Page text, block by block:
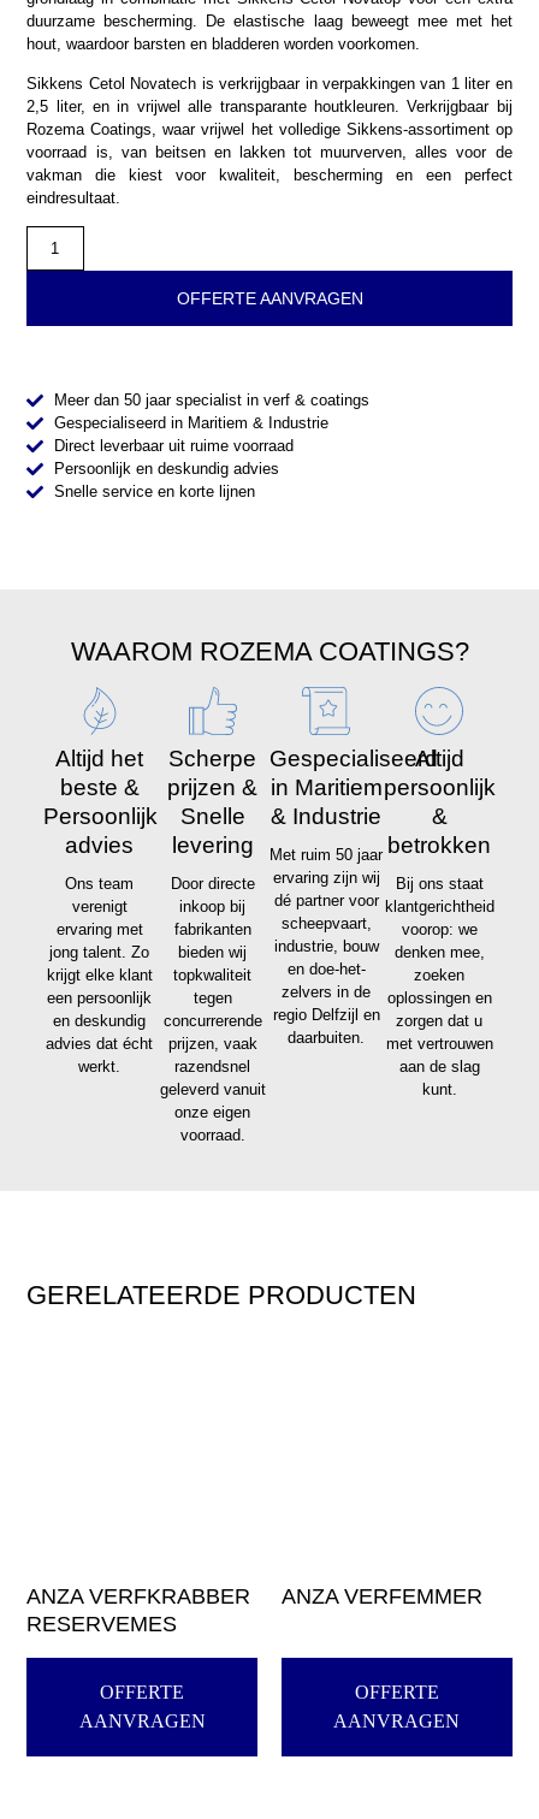
duurzame bescherming. De elastische laag beweegt mee met het
hout, waardoor barsten en bladderen worden voorkomen.
Sikkens Cetol Novatech is verkrijgbaar in verpakkingen van 1 liter en
2,5 liter, en in vrijwel alle transparante houtkleuren. Verkrijgbaar bij
Rozema Coatings, waar vrijwel het volledige Sikkens-assortiment op
voorraad is, van beitsen en lakken tot muurverven, alles voor de
vakman die kiest voor kwaliteit, bescherming en een perfect
eindresultaat.
OFFERTE AANVRAGEN
Meer dan 50 jaar specialist in verf & coatings
Gespecialiseerd in Maritiem & Industrie
Direct leverbaar uit ruime voorraad
Persoonlijk en deskundig advies
Snelle service en korte lijnen
WAAROM ROZEMA COATINGS?
Altijd het
beste &
Persoonlijk
advies
Ons team
verenigt
ervaring met
jong talent. Zo
krijgt elke klant
een persoonlijk
en deskundig
advies dat écht
werkt.
Scherpe
prijzen &
Snelle
levering
Door directe
inkoop bij
fabrikanten
bieden wij
topkwaliteit
tegen
concurrerende
prijzen, vaak
razendsnel
geleverd vanuit
onze eigen
voorraad.
Gespecialiseerd
in Maritiem
& Industrie
Met ruim 50 jaar
ervaring zijn wij
dé partner voor
scheepvaart,
industrie, bouw
en doe-het-
zelvers in de
regio Delfzijl en
daarbuiten.
Altijd
persoonlijk
&
betrokken
Bij ons staat
klantgerichtheid
voorop: we
denken mee,
zoeken
oplossingen en
zorgen dat u
met vertrouwen
aan de slag
kunt.
GERELATEERDE PRODUCTEN
ANZA VERFKRABBER
RESERVEMES
OFFERTE
AANVRAGEN
ANZA VERFEMMER
OFFERTE
AANVRAGEN